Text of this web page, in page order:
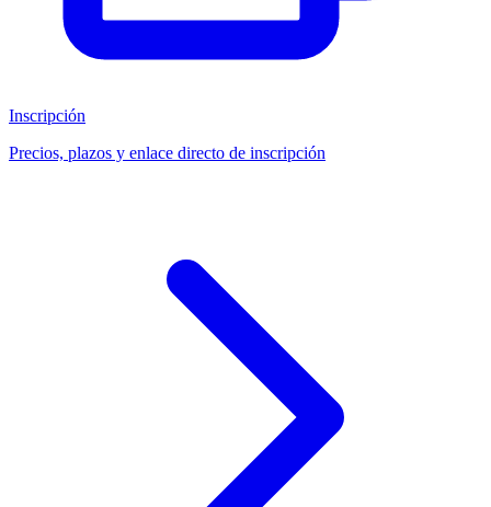
Inscripción
Precios, plazos y enlace directo de inscripción